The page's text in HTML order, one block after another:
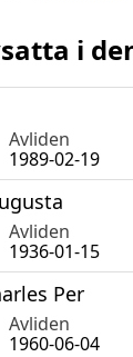
i
Avliden
1989-02-19
Avliden
1936-01-15
Per
Avliden
1960-06-04